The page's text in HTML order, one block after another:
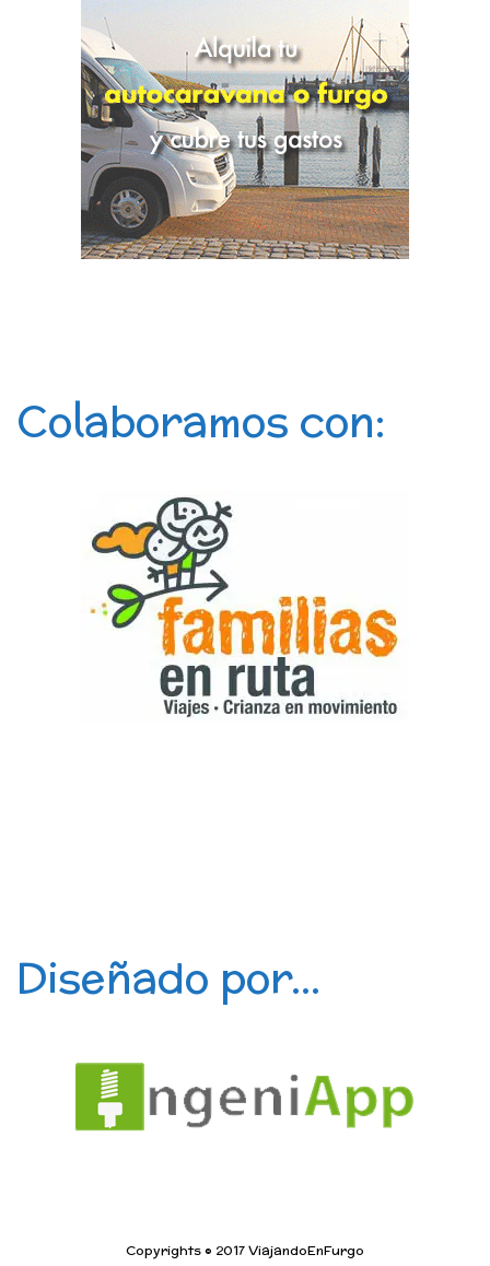
Colaboramos con:
Diseñado por...
Copyrights © 2017 ViajandoEnFurgo